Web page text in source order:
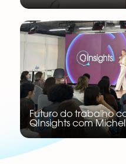
Futuro do trabalho
QInsights com